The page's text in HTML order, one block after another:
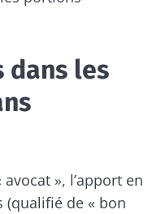
dans les
», l’apport en
(qualifié de « bon